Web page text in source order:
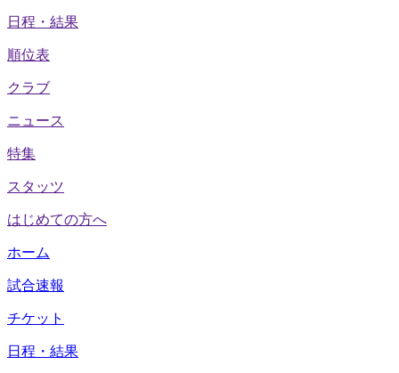
日程・結果
順位表
クラブ
ニュース
特集
スタッツ
はじめての方へ
ホーム
試合速報
チケット
日程・結果